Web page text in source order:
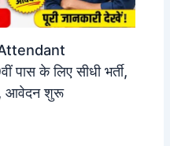
के लिए सीधी भर्ती,
आवेदन शुरू